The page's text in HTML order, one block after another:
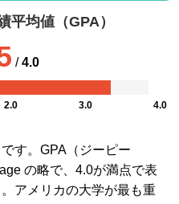
平均値（GPA）
/4.0
2.0 3.0 4.0
す。GPA（ジーピー
の略で、4.0が満点で表
アメリカの大学が最も重